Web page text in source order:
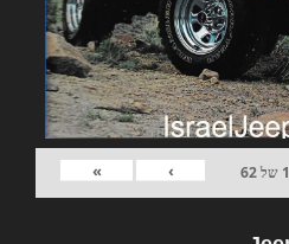
1 של62
›
»